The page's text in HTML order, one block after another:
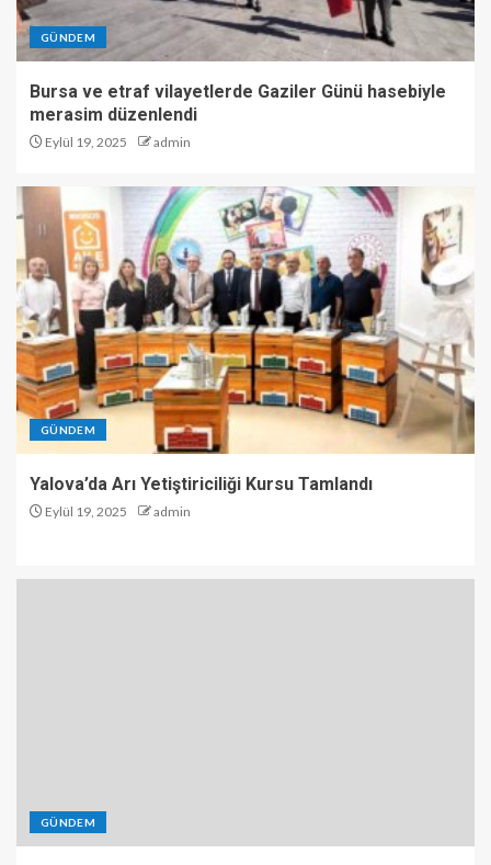
GÜNDEM
Bursa ve etraf vilayetlerde Gaziler Günü hasebiyle
merasim düzenlendi
Eylül 19, 2025 admin
GÜNDEM
Yalova’da Arı Yetiştiriciliği Kursu Tamlandı
Eylül 19, 2025 admin
GÜNDEM